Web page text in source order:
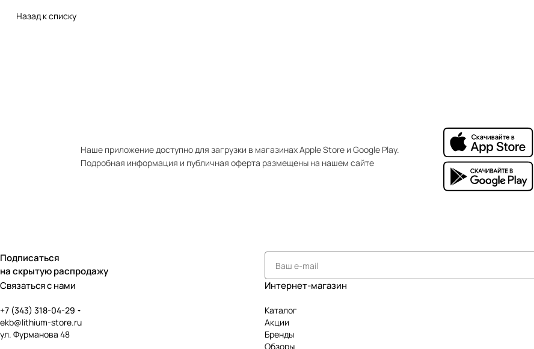
Назад к списку
Наше приложение доступно для загрузки в магазинах Apple Store и Google Play.
Подробная информация и публичная оферта размещены на нашем сайте
Подписаться
на скрытую распродажу
Связаться с нами
+7 (343) 318-04-29
ekb@lithium-store.ru
ул. Фурманова 48
Интернет-магазин
Каталог
Акции
Бренды
Обзоры